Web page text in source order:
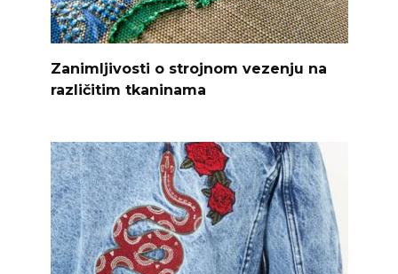
Zanimljivosti o strojnom vezenju na
različitim tkaninama